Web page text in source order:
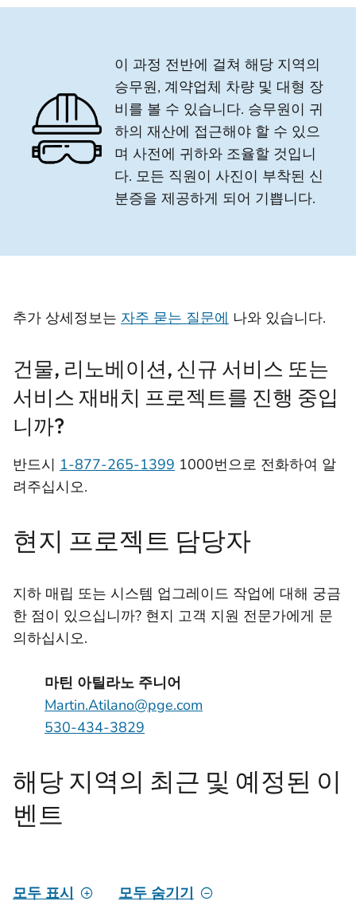
이 과정 전반에 걸쳐 해당 지역의
승무원, 계약업체 차량 및 대형 장
비를 볼 수 있습니다. 승무원이 귀
하의 재산에 접근해야 할 수 있으
며 사전에 귀하와 조율할 것입니
다. 모든 직원이 사진이 부착된 신
분증을 제공하게 되어 기쁩니다.
추가 상세정보는 자주 묻는 질문에 나와 있습니다.
건물, 리노베이션, 신규 서비스 또는
서비스 재배치 프로젝트를 진행 중입
니까?
반드시 1-877-265-1399 1000번으로 전화하여 알
려주십시오.
현지 프로젝트 담당자
지하 매립 또는 시스템 업그레이드 작업에 대해 궁금
한 점이 있으십니까? 현지 고객 지원 전문가에게 문
의하십시오.
마틴 아틸라노 주니어
Martin.Atilano@pge.com
530-434-3829
해당 지역의 최근 및 예정된 이
벤트
모두 표시 모두 숨기기